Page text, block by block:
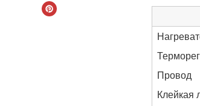
Провод
Клейкая